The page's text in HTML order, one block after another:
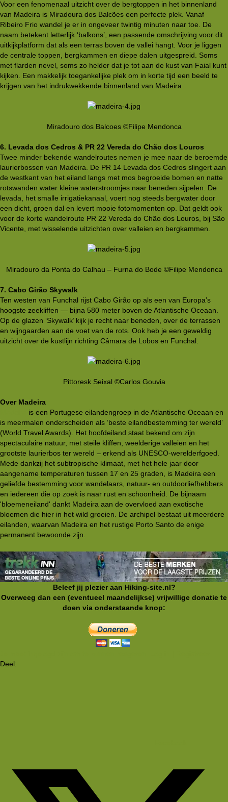
Voor een fenomenaal uitzicht over de bergtoppen in het binnenland
van Madeira is Miradoura dos Balcões een perfecte plek. Vanaf
Ribeiro Frio wandel je er in ongeveer twintig minuten naar toe. De
naam betekent letterlijk ‘balkons’, een passende omschrijving voor dit
uitkijkplatform dat als een terras boven de vallei hangt. Voor je liggen
de centrale toppen, bergkammen en diepe dalen uitgespreid. Soms
met flarden nevel, soms zo helder dat je tot aan de kust van Faial kunt
kijken. Een makkelijk toegankelijke plek om in korte tijd een beeld te
krijgen van het indrukwekkende binnenland van Madeira
Miradouro dos Balcoes ©Filipe Mendonca​
6. Levada dos Cedros & PR 22 Vereda do Chão dos Louros
Twee minder bekende wandelroutes nemen je mee naar de beroemde
laurierbossen van Madeira. De PR 14 Levada dos Cedros slingert aan
de westkant van het eiland langs met mos begroeide bomen en natte
rotswanden water kleine waterstroomjes naar beneden sijpelen. De
levada, het smalle irrigatiekanaal, voert nog steeds bergwater door
een dicht, groen dal en levert mooie fotomomenten op. Dat geldt ook
voor de korte wandelroute PR 22 Vereda do Chão dos Louros, bij São
Vicente, met wisselende uitzichten over valleien en bergkammen.
Miradouro da Ponta do Calhau – Furna do Bode ©Filipe Mendonca​
7. Cabo Girão Skywalk
Ten westen van Funchal rijst Cabo Girão op als een van Europa’s
hoogste zeekliffen — bijna 580 meter boven de Atlantische Oceaan.
Op de glazen ‘Skywalk’ kijk je recht naar beneden, over de terrassen
en wijngaarden aan de voet van de rots. Ook heb je een geweldig
uitzicht over de kustlijn richting Câmara de Lobos en Funchal.
Pittoresk Seixal ©Carlos Gouvia
Over Madeira
is een Portugese eilandengroep in de Atlantische Oceaan en
is meermalen onderscheiden als ‘beste eilandbestemming ter wereld’
(World Travel Awards). Het hoofdeiland staat bekend om zijn
spectaculaire natuur, met steile kliffen, weelderige valleien en het
grootste laurierbos ter wereld – erkend als UNESCO-werelderfgoed.
Mede dankzij het subtropische klimaat, met het hele jaar door
aangename temperaturen tussen 17 en 25 graden, is Madeira een
geliefde bestemming voor wandelaars, natuur- en outdoorliefhebbers
en iedereen die op zoek is naar rust en schoonheid. De bijnaam
'bloemeneiland' dankt Madeira aan de overvloed aan exotische
bloemen die hier in het wild groeien. De archipel bestaat uit meerdere
eilanden, waarvan Madeira en het rustige Porto Santo de enige
permanent bewoonde zijn.
Beleef jij plezier aan Hiking-site.nl?
Overweeg dan een (eventueel maandelijkse) vrijwillige donatie te
doen via onderstaande knop:
Deel: